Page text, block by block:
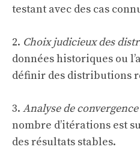
testant avec des cas
2. Choix judicieux des
données historiques ou
définir des distributions
3. Analyse de convergence
nombre d’itérations est
des résultats stables.